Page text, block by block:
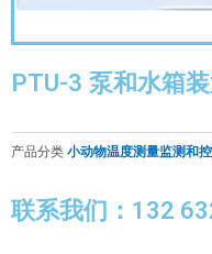
PTU-3 泵和水箱
产品分类 小动物温度测量监测和
联系我们：132